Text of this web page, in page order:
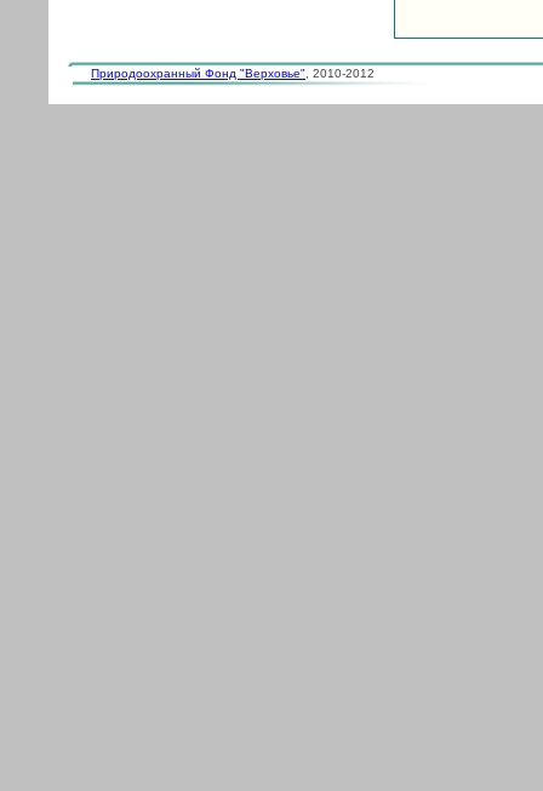
Природоохранный Фонд "Верховье" , 2010-2012